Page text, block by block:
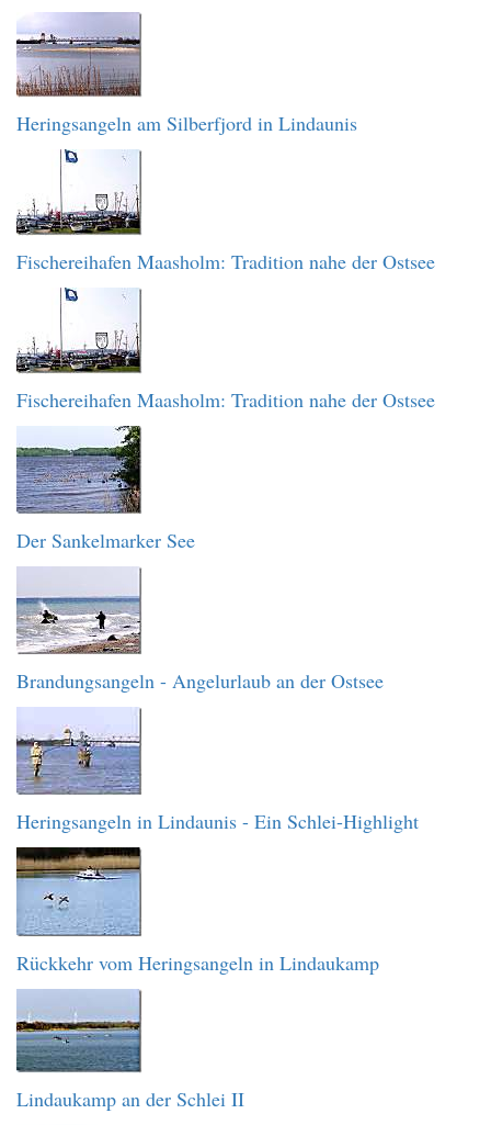
Heringsangeln am Silberfjord in Lindaunis
Fischereihafen Maasholm: Tradition nahe der Ostsee
Fischereihafen Maasholm: Tradition nahe der Ostsee
Der Sankelmarker See
Brandungsangeln - Angelurlaub an der Ostsee
Heringsangeln in Lindaunis - Ein Schlei-Highlight
Rückkehr vom Heringsangeln in Lindaukamp
Lindaukamp an der Schlei II